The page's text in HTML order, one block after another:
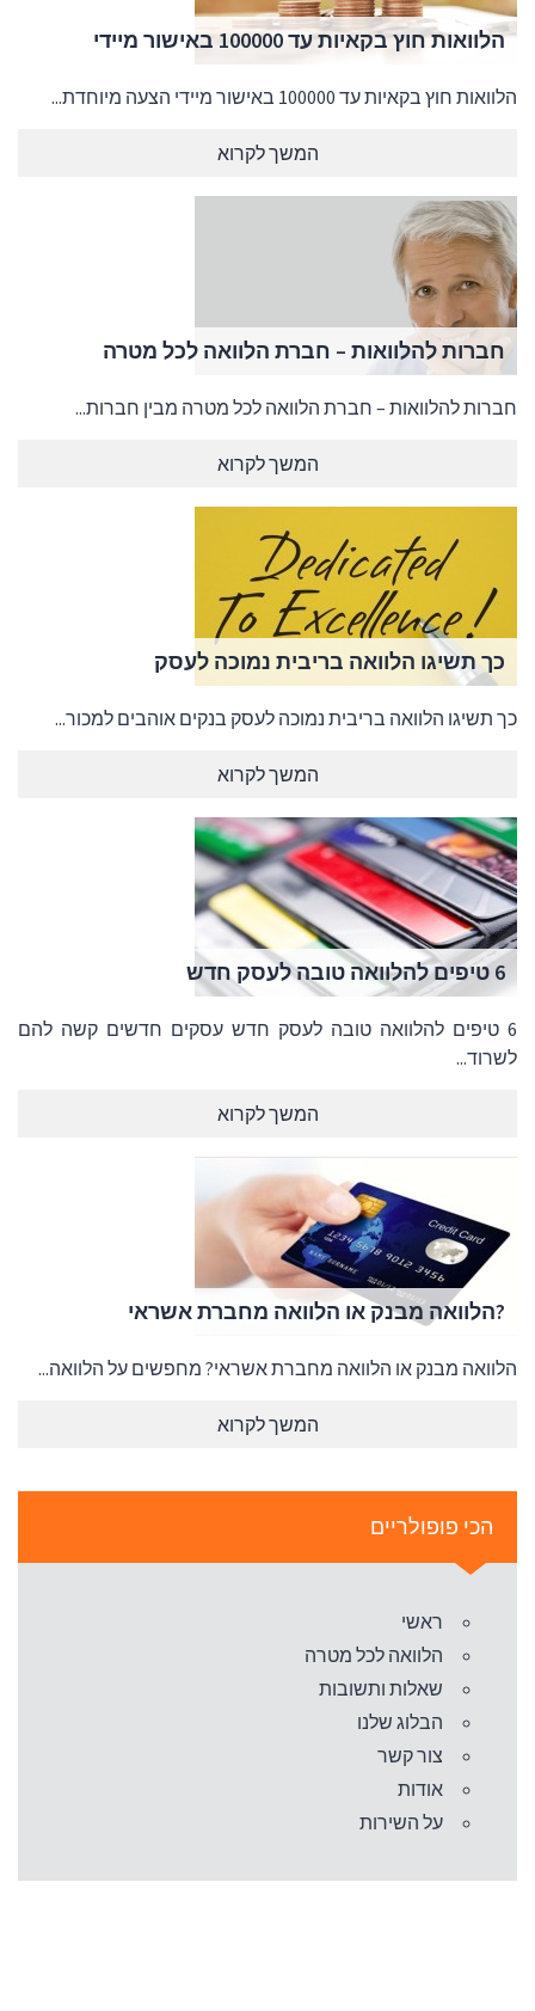
הלוואות חוץ בקאיות עד 100000 באישור מיידי
הלוואות חוץ בקאיות עד 100000 באישור מיידי הצעה מיוחדת...
המשך לקרוא
חברות להלוואות – חברת הלוואה לכל מטרה
חברות להלוואות – חברת הלוואה לכל מטרה מבין חברות...
המשך לקרוא
כך תשיגו הלוואה בריבית נמוכה לעסק
כך תשיגו הלוואה בריבית נמוכה לעסק בנקים אוהבים למכור...
המשך לקרוא
6 טיפים להלוואה טובה לעסק חדש
6 טיפים להלוואה טובה לעסק חדש עסקים חדשים קשה להם
לשרוד...
המשך לקרוא
?הלוואה מבנק או הלוואה מחברת אשראי
הלוואה מבנק או הלוואה מחברת אשראי? מחפשים על הלוואה...
המשך לקרוא
הכי פופולריים
ראשי
הלוואה לכל מטרה
שאלות ותשובות
הבלוג שלנו
צור קשר
אודות
על השירות